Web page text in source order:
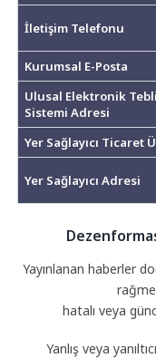
İletişim Telefonu
Kurumsal E-Posta
Ulusal Elektronik
Sistemi Adresi
Yer Sağlayıcı Ticaret
Yer Sağlayıcı Adresi
Yayınlanan haberler
hatalı veya
Yanlış veya